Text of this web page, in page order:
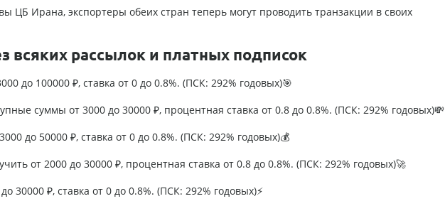
ЦБ Ирана, экспортеры обеих стран теперь могут проводить транзакции в своих
всяких рассылок и платных подписок
до 100000 ₽, ставка от 0 до 0.8%. (ПСК: 292% годовых)🎯
суммы от 3000 до 30000 ₽, процентная ставка от 0.8 до 0.8%. (ПСК: 292% годовых)💸
до 50000 ₽, ставка от 0 до 0.8%. (ПСК: 292% годовых)💰
от 2000 до 30000 ₽, процентная ставка от 0.8 до 0.8%. (ПСК: 292% годовых)🚀
30000 ₽, ставка от 0 до 0.8%. (ПСК: 292% годовых)⚡